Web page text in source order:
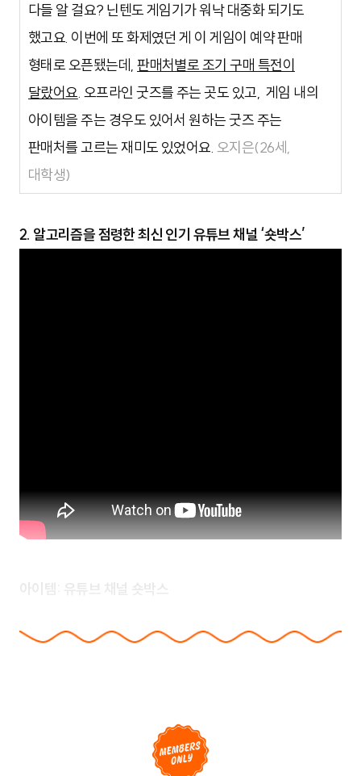
다들 알 걸요? 닌텐도 게임기가 워낙 대중화 되기도
했고요. 이번에 또 화제였던 게 이 게임이 예약 판매
형태로 오픈됐는데,판매처별로 조기 구매 특전이
달랐어요. 오프라인 굿즈를 주는 곳도 있고, 게임 내의
아이템을 주는 경우도 있어서 원하는 굿즈 주는
판매처를 고르는 재미도 있었어요. 오지은(26세,
대학생)
2. 알고리즘을 점령한 최신 인기 유튜브 채널 ‘숏박스’
아이템: 유튜브 채널 숏박스